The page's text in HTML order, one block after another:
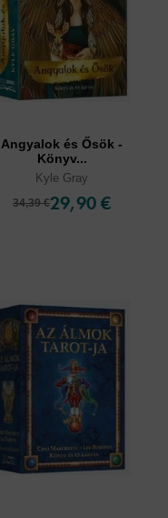
Angyalok és Ősök -
Könyv...
Kyle Gray
34,39 €29,90 €